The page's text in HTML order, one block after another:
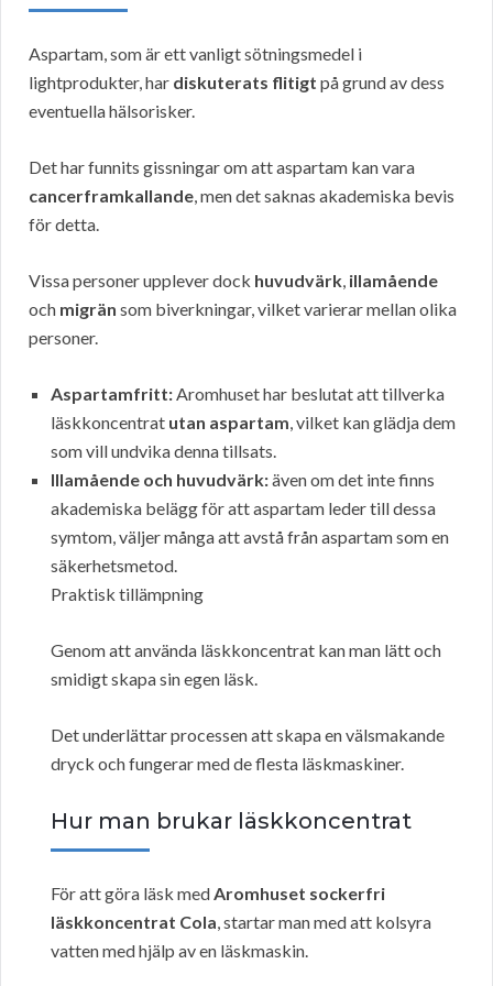
Aspartam, som är ett vanligt sötningsmedel i
lightprodukter, har diskuterats flitigt på grund av dess
eventuella hälsorisker.
Det har funnits gissningar om att aspartam kan vara
cancerframkallande, men det saknas akademiska bevis
för detta.
Vissa personer upplever dock huvudvärk, illamående
och migrän som biverkningar, vilket varierar mellan olika
personer.
Aspartamfritt:Aromhuset har beslutat att tillverka
läskkoncentrat utan aspartam, vilket kan glädja dem
som vill undvika denna tillsats.
Illamående och huvudvärk:även om det inte finns
akademiska belägg för att aspartam leder till dessa
symtom, väljer många att avstå från aspartam som en
säkerhetsmetod.
Praktisk tillämpning
Genom att använda läskkoncentrat kan man lätt och
smidigt skapa sin egen läsk.
Det underlättar processen att skapa en välsmakande
dryck och fungerar med de flesta läskmaskiner.
Hur man brukar läskkoncentrat
För att göra läsk medAromhuset sockerfri
läskkoncentrat Cola, startar man med att kolsyra
vatten med hjälp av en läskmaskin.